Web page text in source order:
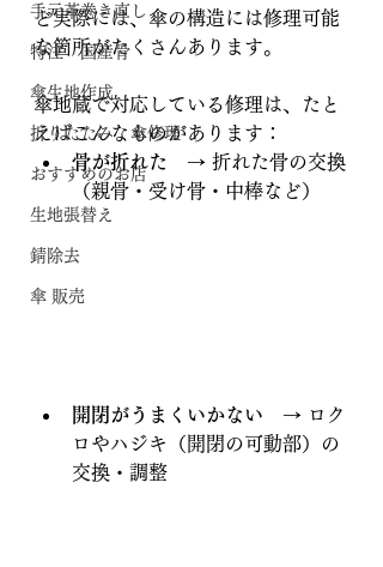
手元革巻き直し
特注 国産骨
傘生地作成
折りたたみ 傘修理
おすすめのお店
生地張替え
錆除去
傘 販売
ど実際には、傘の構造には修理可能
な箇所がたくさんあります。
傘地蔵で対応している修理は、たと
えばこんなものがあります：
骨が折れた
→ 折れた骨の交換
（親骨・受け骨・中棒など）
開閉がうまくいかない → ロク
ロやハジキ（開閉の可動部）の
交換・調整